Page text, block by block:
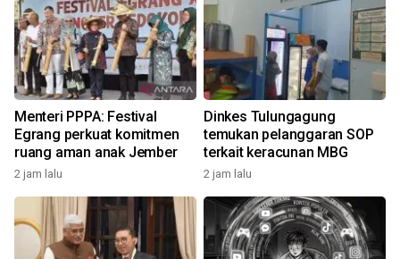
Menteri PPPA: Festival
Egrang perkuat komitmen
ruang aman anak Jember
2 jam lalu
Dinkes Tulungagung
temukan pelanggaran SOP
terkait keracunan MBG
2 jam lalu